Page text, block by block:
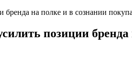
на полке и в сознании
позиции бренда